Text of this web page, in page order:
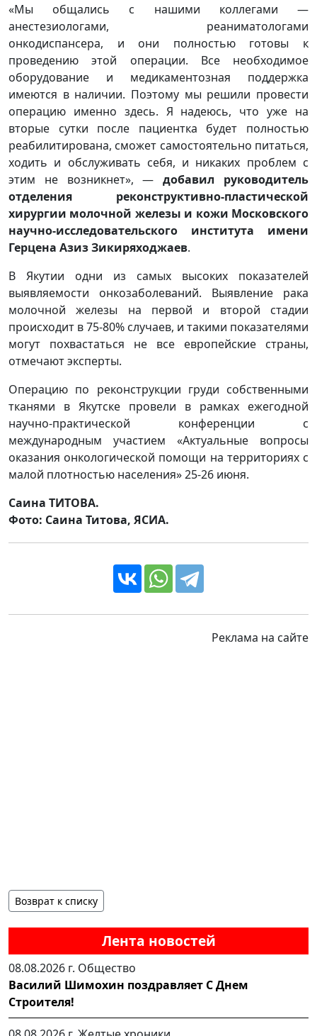
Лента новостей
08.08.2026 г. Общество
Василий Шимохин поздравляет С Днем
Строителя!
«Мы общались с нашими коллегами —
анестезиологами, реаниматологами
онкодиспансера, и они полностью готовы к
проведению этой операции. Все необходимое
оборудование и медикаментозная поддержка
имеются в наличии. Поэтому мы решили провести
операцию именно здесь. Я надеюсь, что уже на
вторые сутки после пациентка будет полностью
реабилитирована, сможет самостоятельно питаться,
ходить и обслуживать себя, и никаких проблем с
этим не возникнет», —добавил руководитель
отделения реконструктивно-пластической
хирургии молочной железы и кожи Московского
научно-исследовательского института имени
Герцена Азиз Зикиряходжаев.
В Якутии одни из самых высоких показателей
выявляемости онкозаболеваний. Выявление рака
молочной железы на первой и второй стадии
происходит в 75-80% случаев, и такими показателями
могут похвастаться не все европейские страны,
отмечают эксперты.
Операцию по реконструкции груди собственными
тканями в Якутске провели в рамках ежегодной
научно-практической конференции с
международным участием «Актуальные вопросы
оказания онкологической помощи на территориях с
малой плотностью населения» 25-26 июня.
Саина ТИТОВА.
Фото: Саина Титова, ЯСИА.
Реклама на сайте
Возврат к списку